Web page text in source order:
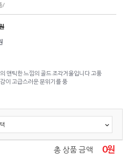
/
앤틱한 느낌의 골드 조각거울입니다 고풍
이 고급스러운 분위기를 풍
총 상품 금액 0원